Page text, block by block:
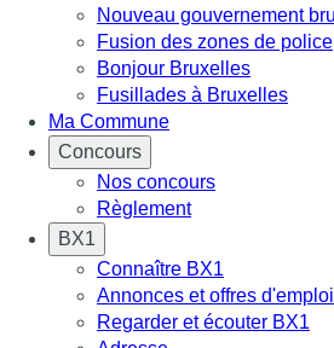
Nouveau gouvernement
Fusion des zones de police
Bonjour Bruxelles
Fusillades à Bruxelles
Ma Commune
Concours
Nos concours
Règlement
BX1
Connaître BX1
Annonces et offres d'emploi
Regarder et écouter BX1